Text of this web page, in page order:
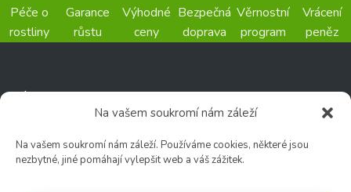
Na vašem soukromí nám záleží
Na vašem soukromí nám záleží. Používáme cookies, některé jsou
nezbytné, jiné pomáhají vylepšit web a váš zážitek.
Péče o
rostliny
Garance
růstu
Výhodné
ceny
Bezpečná
doprava
Věrnostní
program
Vrácení
peněz
"Strakovo" s.r.o
Zahradní 459
Zahradní centrum